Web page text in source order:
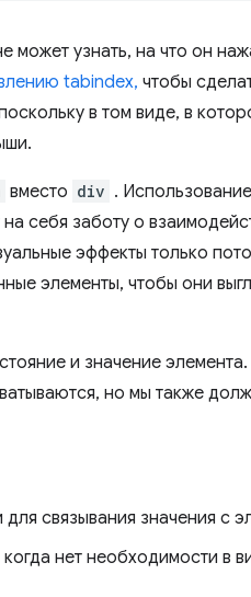
может узнать, на что он
tabindex, чтобы
в том виде, в
вместо div . Использование
себя заботу о
эффекты только
элементы, чтобы они
и значение
но мы также
связывания значения с
нет необходимости в